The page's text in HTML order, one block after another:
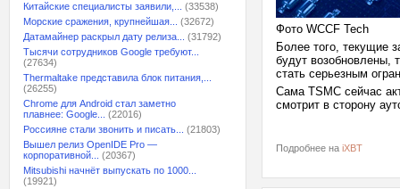
Китайские специалисты заявили,...
(33538)
Морские сражения, крупнейшая...
(32672)
Датамайнер раскрыл дату релиза...
(31792)
Тысячи сотрудников Google требуют...
(27634)
Thermaltake представила блок питания,...
(26255)
Chrome для Android стал заметно
плавнее: Google...
(22016)
Россияне стали звонить и писать...
(21803)
Вышел релиз OpenIDE Pro —
корпоративной...
(20367)
Mitsubishi начнёт выпускать по 1000...
(19921)
Фото WCCF Tech
Более того, текущие
будут возобновлены,
стать серьезным
Сама TSMC сейчас
смотрит в сторону
Подробнее на iXBT